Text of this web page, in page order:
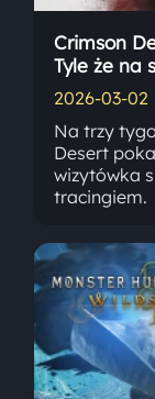
Crimson
Tyle że na
2026-03-02
Na trzy
Desert
wizytówka
tracingiem.